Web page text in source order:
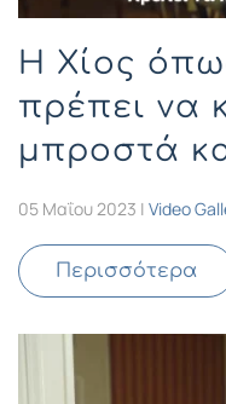
H Χίος
πρέπει να
μπροστά
05 Μαΐου 2023 | Video
Περισσότερα